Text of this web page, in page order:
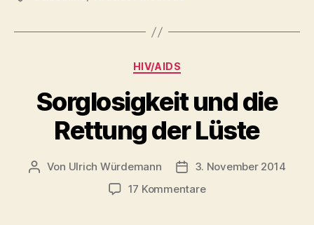
auch
was
es
war“
Kategorien
HIV/AIDS
Sorglosigkeit und die
Rettung der Lüste
Beitragsautor
Von Ulrich Würdemann Beitragsdatum
3. November 2014
17 Kommentarezu